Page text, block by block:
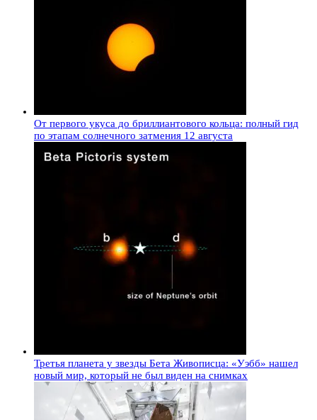
От первого укуса до бриллиантового кольца: полный гид
по этапам солнечного затмения 12 августа
Третья планета у звезды Бета Живописца: «Уэбб» нашел
новый мир, который не был виден на снимках